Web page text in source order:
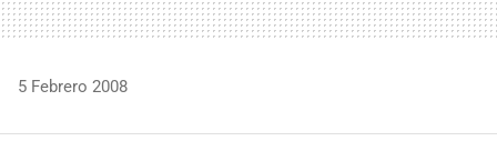
5 Febrero 2008